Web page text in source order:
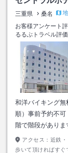
三重県 桑名
お客様アンケート
るるぶトラベル評価
和洋バイキング
順）事前予約不
階で階段がありま
アクセス： 近鉄
歩いて頂ければすぐ